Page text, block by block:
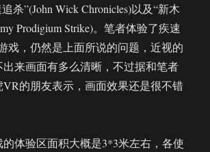
杀”(John Wick Chronicles)以及“新木
Prodigium Strike)。笔者体验了疾速
戏，仍然是上面所说的问题，近视的
出来画面有多么清晰，不过据和笔者
的朋友表示，画面效果还是很不错
的体验区面积大概是3*3米左右，各使